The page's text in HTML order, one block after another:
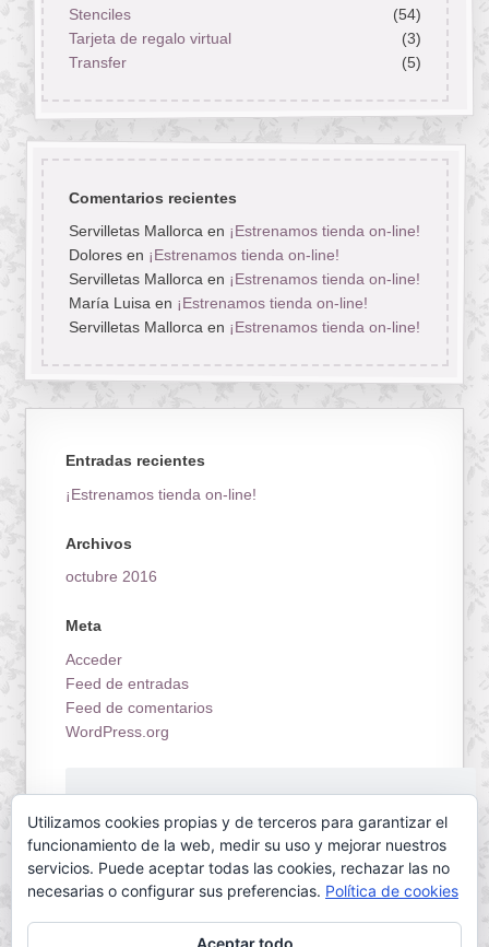
Stenciles
(54)
Tarjeta de regalo virtual
(3)
Transfer
(5)
Comentarios recientes
Servilletas Mallorcaen ¡Estrenamos tienda on-line!
Doloresen ¡Estrenamos tienda on-line!
Servilletas Mallorcaen ¡Estrenamos tienda on-line!
María Luisaen ¡Estrenamos tienda on-line!
Servilletas Mallorcaen ¡Estrenamos tienda on-line!
Entradas recientes
¡Estrenamos tienda on-line!
Archivos
octubre 2016
Meta
Acceder
Feed de entradas
Feed de comentarios
WordPress.org
Utilizamos cookies propias y de terceros para garantizar el
funcionamiento de la web, medir su uso y mejorar nuestros
servicios. Puede aceptar todas las cookies, rechazar las no
necesarias o configurar sus preferencias. Política de cookies
Aceptar todo